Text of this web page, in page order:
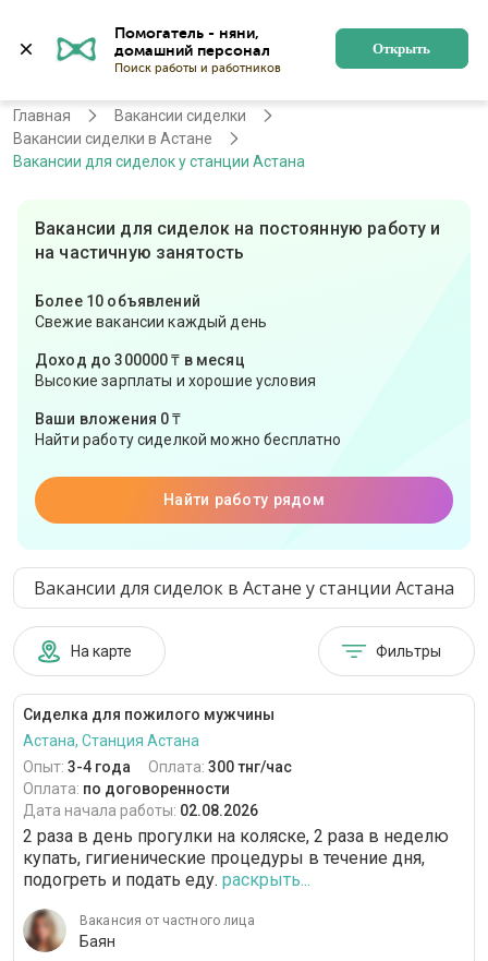
Помогатель - няни,
Поиск работы и работников
Открыть
Астана Регистрация
Главная
Вакансии сиделки
Вакансии сиделки в Астане
Вакансии для сиделок у станции Астана
Вакансии для сиделок на постоянную работу и
на частичную занятость
Более 10 объявлений
Свежие вакансии каждый день
Доход до 300000 ₸ в месяц
Высокие зарплаты и хорошие условия
Ваши вложения 0 ₸
Найти работу сиделкой можно бесплатно
Найти работу рядом
Вакансии для сиделок в Астане у станции Астана
На карте Фильтры
Сиделка для пожилого мужчины
Астана, Станция Астана
Опыт: 3-4 года Оплата: 300 тнг/час
Оплата: по договоренности
Дата начала работы: 02.08.2026
2 раза в день прогулки на коляске, 2 раза в неделю
купать, гигиенические процедуры в течение дня,
подогреть и подать еду. раскрыть...
Вакансия от частного лица
Баян